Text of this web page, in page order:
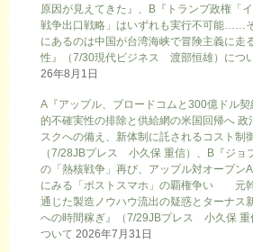
原因が見えてきた』、B『トランプ政権「
戦争出口戦略」はいずれも実行不可能……
にあるのは中国が台湾海峡で冒険主義に走
性』（7/30現代ビジネス 渡部恒雄）につ
26年8月1日
A『アップル、ブロードコムと300億ドル
的不確実性の排除と供給網の米国回帰へ 政
スクへの備え、新体制に託されるコスト制御
（7/28JBプレス 小久保 重信）、B『ジョ
の「熱核戦争」再び、アップル対オープン
にみる「ポストスマホ」の覇権争い 元
通じた製造ノウハウ流出の疑惑とターナス
への時間稼ぎ』（7/29JBプレス 小久保 重
ついて 2026年7月31日